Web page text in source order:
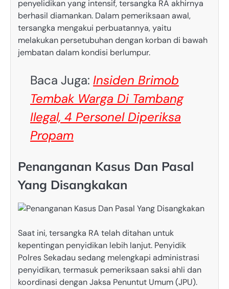
penyelidikan yang intensif, tersangka RA akhirnya
berhasil diamankan. Dalam pemeriksaan awal,
tersangka mengakui perbuatannya, yaitu
melakukan persetubuhan dengan korban di bawah
jembatan dalam kondisi berlumpur.
Baca Juga: Insiden Brimob
Tembak Warga Di Tambang
Ilegal, 4 Personel Diperiksa
Propam
Penanganan Kasus Dan Pasal
Yang Disangkakan
Saat ini, tersangka RA telah ditahan untuk
kepentingan penyidikan lebih lanjut. Penyidik
Polres Sekadau sedang melengkapi administrasi
penyidikan, termasuk pemeriksaan saksi ahli dan
koordinasi dengan Jaksa Penuntut Umum (JPU).